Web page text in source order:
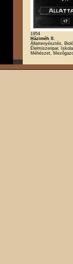
1954
Háziméh II.
Állattenyésztés,
Élelmiszeripar,
Méhészet,